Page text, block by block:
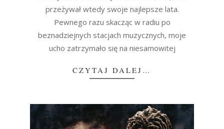
przeżywał wtedy swoje najlepsze lata.
Pewnego razu skacząc w radiu po
beznadziejnych stacjach muzycznych, moje
ucho zatrzymało się na niesamowitej
CZYTAJ DALEJ…